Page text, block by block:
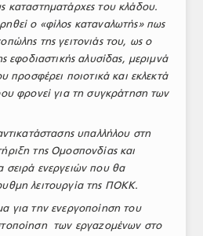
καταστηματάρχες του κλάδου.
ο «φίλος καταναλωτής» πως
της γειτονιάς του, ως ο
εφοδιαστικής αλυσίδας, μεριμνά
προσφέρει ποιοτικά και εκλεκτά
φρονεί για τη συγκράτηση των
υπαλλήλου στη
της Ομοσπονδίας και
σειρά ενεργειών που θα
λειτουργία της ΠΟΚΚ.
για την ενεργοποίηση του
των εργαζομένων στο